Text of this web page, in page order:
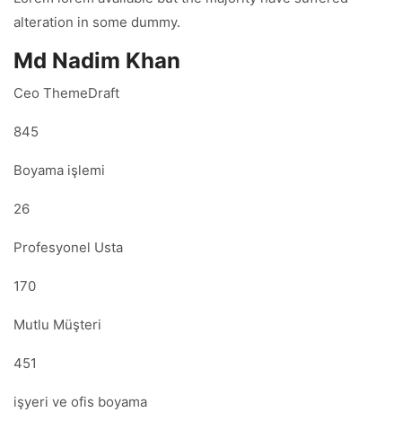
alteration in some dummy.
Md Nadim Khan
Ceo ThemeDraft
845
Boyama işlemi
26
Profesyonel Usta
170
Mutlu Müşteri
451
işyeri ve ofis boyama